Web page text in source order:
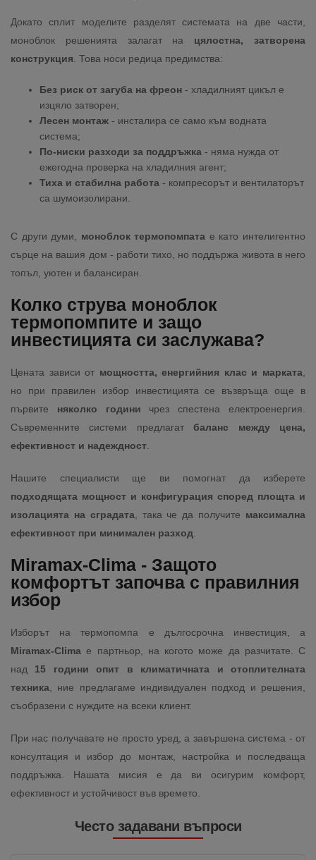
Докато сплит моделите разделят системата на две части,
моноблок решенията залагат на цялостна, затворена
конструкция . Това носи редица предимства:
Без риск от загуба на фреон - хладилният цикъл е
изцяло затворен;
Лесен монтаж - инсталира се само към водната
система;
По-ниски разходи за поддръжка - няма нужда от
ежегодна проверка на хладилния агент;
Тиха и стабилна работа - компресорът и вентилаторът
са шумоизолирани.
С други думи, моноблок термопомпата е като интелигентно
сърце на вашия дом - работи тихо, но поддържа живота в него
топъл, уютен и балансиран.
Колко струва моноблок
термопомпите и защо
инвестицията си заслужава?
Цената зависи от мощността, енергийния клас и марката
но при правилен избор инвестицията се възвръща още в
първите няколко години чрез спестена електроенергия.
Съвременните системи предлагатбаланс между цена,
ефективност и надеждност
Нашите специалисти ще ви помогнат да изберете
подходящата мощност и конфигурация според площта и
изолацията на сградата , така че да получите максимална
ефективност при минимален разход
Miramax-Clima - Защото
комфортът започва с правилния
избор
Изборът на термопомпа е дългосрочна инвестиция, а
Miramax-Clima е партньор, на когото може да разчитате. С
над 15 години опит в климатичната и отоплителната
техника , ние предлагаме индивидуален подход и решения,
съобразени с нуждите на всеки клиент.
При нас получавате не просто уред, а завършена система - от
консултация и избор до монтаж, настройка и последваща
поддръжка. Нашата мисия е да ви осигурим комфорт,
ефективност и устойчивост във времето.
Често задавани въпроси